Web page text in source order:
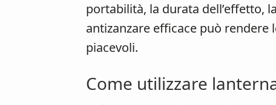
portabilità, la durata dell’effetto,
antizanzare efficace può
piacevoli.
Come utilizzare